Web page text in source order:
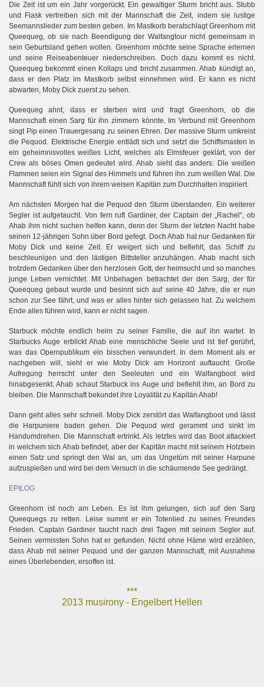
Die Zeit ist um ein Jahr vorgerückt. Ein gewaltiger Sturm bricht aus. Stubb
und Flask vertreiben sich mit der Mannschaft die Zeit, indem sie lustige
Seemannslieder zum besten geben. Im Mastkorb beratschlagt Greenhorn mit
Queequeg, ob sie nach Beendigung der Walfangtour nicht gemeinsam in
sein Geburtsland gehen wollen. Greenhorn möchte seine Sprache erlernen
und seine Reiseabenteuer niederschreiben. Doch dazu kommt es nicht.
Queequeg bekommt einen Kollaps und bricht zusammen. Ahab kündigt an,
dass er den Platz im Mastkorb selbst einnehmen wird. Er kann es nicht
abwarten, Moby Dick zuerst zu sehen.
Queequeg ahnt, dass er sterben wird und fragt Greenhorn, ob die
Mannschaft einen Sarg für ihn zimmern könnte. Im Verbund mit Greenhorn
singt Pip einen Trauergesang zu seinen Ehren. Der massive Sturm umkreist
die Pequod. Elektrische Energie entlädt sich und setzt die Schiffsmasten in
ein geheimnisvolles weißes Licht, welches als Elmsfeuer geklärt, von der
Crew als böses Omen gedeutet wird. Ahab sieht das anders: Die weißen
Flammen seien ein Signal des Himmels und führen ihn zum weißen Wal. Die
Mannschaft fühlt sich von ihrem weisen Kapitän zum Durchhalten inspiriert.
Am nächsten Morgen hat die Pequod den Sturm überstanden. Ein weiterer
Segler ist aufgetaucht. Von fern ruft Gardiner, der Captain der „Rachel“, ob
Ahab ihm nicht suchen helfen kann, denn der Sturm der letzten Nacht habe
seinen 12-jährigen Sohn über Bord gefegt. Doch Ahab hat nur Gedanken für
Moby Dick und keine Zeit. Er weigert sich und befiehlt, das Schiff zu
beschleunigen und den lästigen Bittsteller anzuhängen. Ahab macht sich
trotzdem Gedanken über den herzlosen Gott, der heimsucht und so manches
junge Leben vernichtet. Mit Unbehagen betrachtet der den Sarg, der für
Queequeg gebaut wurde und besinnt sich auf seine 40 Jahre, die er nun
schon zur See fährt, und was er alles hinter sich gelassen hat. Zu welchem
Ende alles führen wird, kann er nicht sagen.
Starbuck möchte endlich heim zu seiner Familie, die auf ihn wartet. In
Starbucks Auge erblickt Ahab eine menschliche Seele und ist tief gerührt,
was das Opernpublikum ein bisschen verwundert. In dem Moment als er
nachgeben will, sieht er wie Moby Dick am Horizont auftaucht. Große
Aufregung herrscht unter den Seeleuten und ein Walfangboot wird
hinabgesenkt. Ahab schaut Starbuck ins Auge und befiehlt ihm, an Bord zu
bleiben. Die Mannschaft bekundet ihre Loyalität zu Kapitän Ahab!
Dann geht alles sehr schnell. Moby Dick zerstört das Walfangboot und lässt
die Harpuniere baden gehen. Die Pequod wird gerammt und sinkt im
Handumdrehen. Die Mannschaft ertrinkt. Als letztes wird das Boot attackiert
in welchem sich Ahab befindet, aber der Kapitän macht mit seinem Holzbein
einen Satz und springt den Wal an, um das Ungetüm mit seiner Harpune
aufzuspießen und wird bei dem Versuch in die schäumende See gedrängt.
EPILOG
Greenhorn ist noch am Leben. Es ist ihm gelungen, sich auf den Sarg
Queequegs zu retten. Leise summt er ein Totenlied zu seines Freundes
Frieden. Captain Gardiner taucht nach drei Tagen mit seinem Segler auf.
Seinen vermissten Sohn hat er gefunden. Nicht ohne Häme wird erzählen,
dass Ahab mit seiner Pequod und der ganzen Mannschaft, mit Ausnahme
eines Überlebenden, ersoffen ist.
***
2013 musirony - Engelbert Hellen